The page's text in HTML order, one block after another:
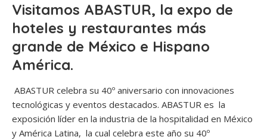
Visitamos ABASTUR, la expo de
hoteles y restaurantes más
grande de México e Hispano
América.
ABASTUR celebra su 40º aniversario con innovaciones
tecnológicas y eventos destacados. ABASTUR es la
exposición líder en la industria de la hospitalidad en México
y América Latina, la cual celebra este año su 40º